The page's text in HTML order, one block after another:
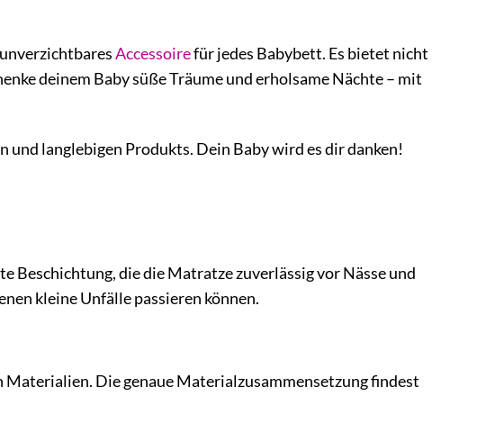
Accessoirefür jedes Babybett. Es bietet nicht
deinem Baby süße Träume und erholsame Nächte – mit
langlebigen Produkts. Dein Baby wird es dir danken!
Beschichtung, die die Matratze zuverlässig vor Nässe und
kleine Unfälle passieren können.
Die genaue Materialzusammensetzung findest